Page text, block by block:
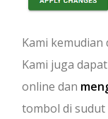
Kami
Kami juga dapat
online dan
tombol di sudut